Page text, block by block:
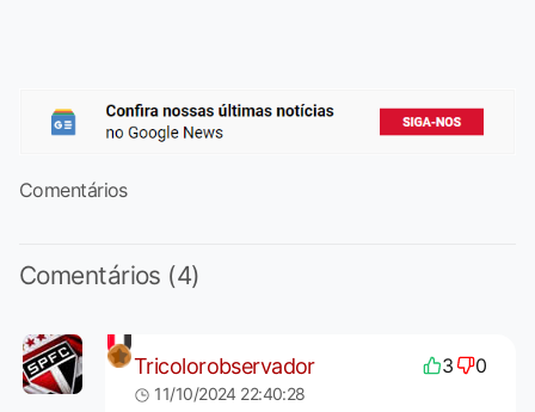
Comentários
Comentários (4)
Tricolorobservador 3 0
11/10/2024 22:40:28